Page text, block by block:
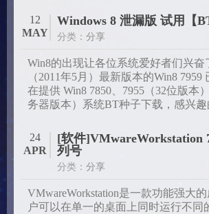
Windows 8 泄漏版 试用【
分类： 分享
12
MAY
Win8的出现让各位系统爱好者们兴奋
（2011年5月）最新版本的Win8
在提供 Win8 7850、7955（32位版本
务器版本）系统BT种子下载，感兴趣
[软件]VMwareWorkstation
列号
分类： 分享
24
APR
VMwareWorkstation是一款功能强大
户可以在单一的桌面上同时运行不同